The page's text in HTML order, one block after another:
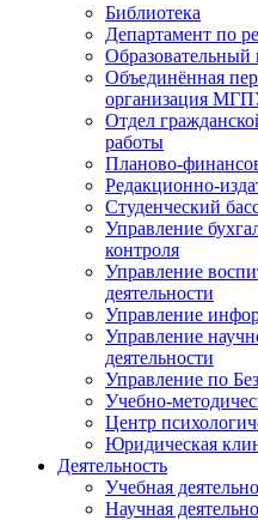
Библиотека
Департамент по
Объединённая
организация
Отдел
работы
Планово-
Редакционно-
Студенческий
Управление
контроля
Управление
деятельности
Управление
Управление
деятельности
Управление по
Учебно-
Центр
Юридическая
Деятельность
Учебная
Научная